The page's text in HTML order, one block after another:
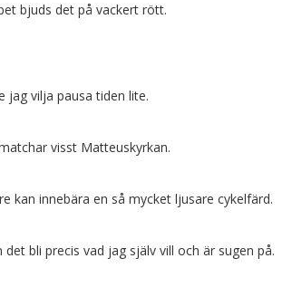
bjuds det på vackert rött.
jag vilja pausa tiden lite.
visst Matteuskyrkan.
kan innebära en så mycket ljusare cykelfärd.
bli precis vad jag själv vill och är sugen på.